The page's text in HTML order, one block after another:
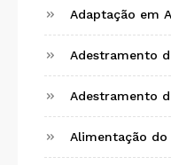
Adaptação em
Adestramento
Adestramento
Alimentação do